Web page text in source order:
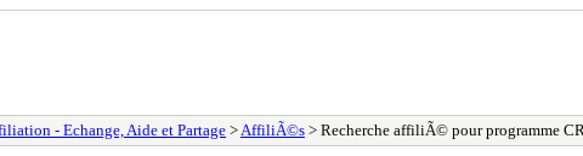
- Echange, Aide et Partage> AffiliÃ©s > Recherche affiliÃ© pour programme